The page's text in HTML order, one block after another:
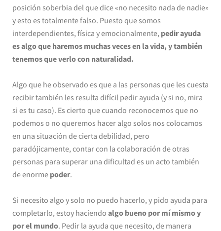
posición soberbia del que dice «no necesito nada de nadie»
y esto es totalmente falso. Puesto que somos
interdependientes, física y emocionalmente, pedir ayuda
es algo que haremos muchas veces en la vida, y también
tenemos que verlo con naturalidad.
Algo que he observado es que a las personas que les cuesta
recibir también les resulta difícil pedir ayuda (y si no, mira
si es tu caso). Es cierto que cuando reconocemos que no
podemos o no queremos hacer algo solos nos colocamos
en una situación de cierta debilidad, pero
paradójicamente, contar con la colaboración de otras
personas para superar una dificultad es un acto también
de enorme poder.
Si necesito algo y solo no puedo hacerlo, y pido ayuda para
completarlo, estoy haciendo algo bueno por mí mismo y
por el mundo. Pedir la ayuda que necesito, de manera